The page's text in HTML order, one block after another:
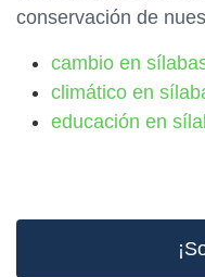
conservación de
cambio en
climático en
educación en